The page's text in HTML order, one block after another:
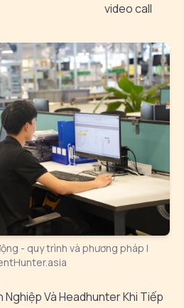
video call
- quy trình và phương pháp |
Và Headhunter Khi Tiếp